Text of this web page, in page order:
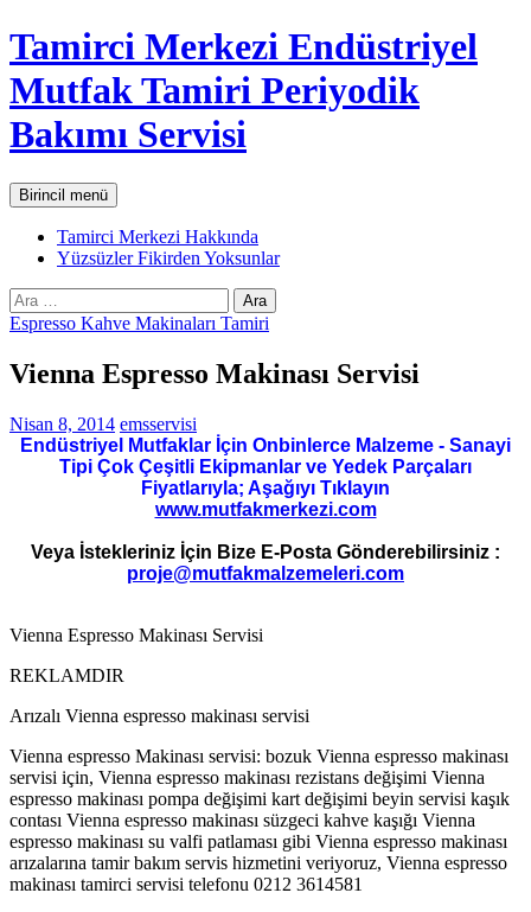
İçeriğe
atla
Tamirci Merkezi Endüstriyel
Mutfak Tamiri Periyodik
Bakımı Servisi
AraBirincil menü
Tamirci Merkezi Hakkında
Yüzsüzler Fikirden Yoksunlar
Arama:
Espresso Kahve Makinaları Tamiri
Vienna Espresso Makinası Servisi
Nisan 8, 2014 emsservisi
Endüstriyel Mutfaklar İçin Onbinlerce Malzeme - Sanayi
Tipi Çok Çeşitli Ekipmanlar ve Yedek Parçaları
Fiyatlarıyla; Aşağıyı Tıklayın
www.mutfakmerkezi.com
Veya İstekleriniz İçin Bize E-Posta Gönderebilirsiniz :
proje@mutfakmalzemeleri.com
Vienna Espresso Makinası Servisi
REKLAMDIR
Arızalı Vienna espresso makinası servisi
Vienna espresso Makinası servisi: bozuk Vienna espresso makinası
servisi için, Vienna espresso makinası rezistans değişimi Vienna
espresso makinası pompa değişimi kart değişimi beyin servisi kaşık
contası Vienna espresso makinası süzgeci kahve kaşığı Vienna
espresso makinası su valfi patlaması gibi Vienna espresso makinası
arızalarına tamir bakım servis hizmetini veriyoruz, Vienna espresso
makinası tamirci servisi telefonu 0212 3614581